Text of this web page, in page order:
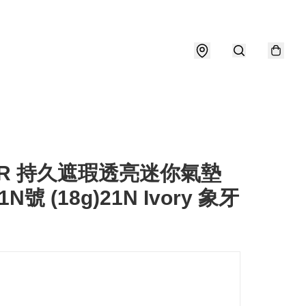
持久遮瑕透亮迷你氣墊
號 (18g)21N Ivory 象牙